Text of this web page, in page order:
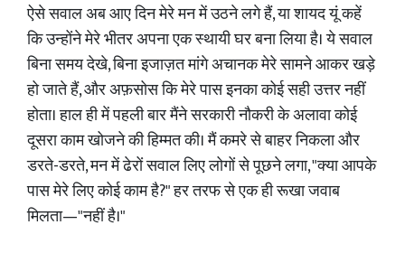
ऐसे सवाल अब आए दिन मेरे मन में उठने लगे हैं, या शायद यूं कहें
कि उन्होंने मेरे भीतर अपना एक स्थायी घर बना लिया है। ये सवाल
बिना समय देखे, बिना इजाज़त मांगे अचानक मेरे सामने आकर खड़े
हो जाते हैं, और अफ़सोस कि मेरे पास इनका कोई सही उत्तर नहीं
होता। हाल ही में पहली बार मैंने सरकारी नौकरी के अलावा कोई
दूसरा काम खोजने की हिम्मत की। मैं कमरे से बाहर निकला और
डरते-डरते, मन में ढेरों सवाल लिए लोगों से पूछने लगा, "क्या आपके
पास मेरे लिए कोई काम है?" हर तरफ से एक ही रूखा जवाब
मिलता—"नहीं है।"